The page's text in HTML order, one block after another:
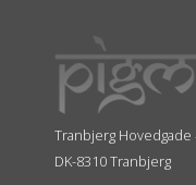
Tranbjerg Hovedgade
DK-8310 Tranbjerg